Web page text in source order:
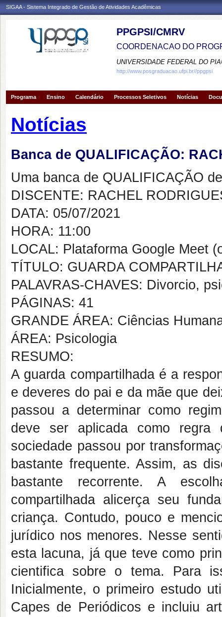
SIGAA - Sistema Integrado de Gestão de Atividades Acadêmicas
PPGPSI/CMRV
COORDENACAO DO
UNIVERSIDADE FEDERAL DO
http://www.posgraduacao.ufpi.br//ppgpsi
Programa Ensino Calendário Processos Seletivos Notícias
Notícias
Banca de QUALIFICAÇÃO:
Uma banca de QUALIFICAÇÃO
DISCENTE: RACHEL
DATA: 05/07/2021
HORA: 11:00
LOCAL: Plataforma Google Meet
TÍTULO: GUARDA
PALAVRAS-CHAVES: Divorcio,
PÁGINAS: 41
GRANDE ÁREA: Ciências
ÁREA: Psicologia
RESUMO:
A guarda compartilhada é a
e deveres do pai e da mãe que
passou a determinar como
deve ser aplicada como
sociedade passou por
bastante frequente. Assim, as
bastante recorrente. A
compartilhada alicerça seu
criança. Contudo, pouco e
jurídico nos menores. Nesse
esta lacuna, já que teve como
cientifica sobre o tema. Para
Inicialmente, o primeiro estudo
Capes de Periódicos e incluiu